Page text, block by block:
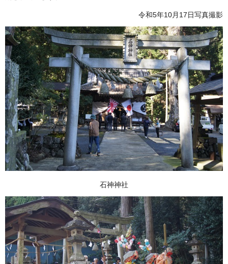
令和5年10月17日写真撮影
石神神社